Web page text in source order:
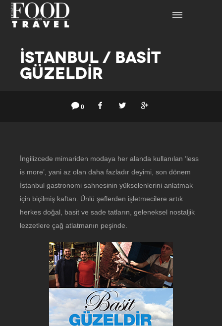
İSTANBUL / BASİT
GÜZELDİR
0
İngilizcede mimariden modaya her alanda kullanılan ‘less
is more’, yani az olan daha fazladır deyimi, son dönem
İstanbul gastronomi sahnesinin yükselenlerini anlatmak
için biçilmiş kaftan. Ünlü şeflerden işletmecilere artık
herkes doğal, basit ve sade tatların, geleneksel nostaljik
lezzetlere çağ atlatmanın peşinde.